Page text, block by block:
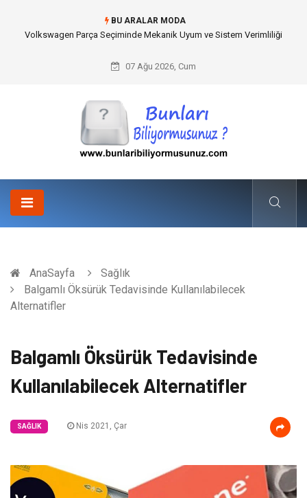
BU ARALAR MODA
Best Wedding Photographer in Turkey Seçimi Nasıl Yapılmalı?
07 Ağu 2026, Cum
AnaSayfa
Sağlık
Balgamlı Öksürük Tedavisinde Kullanılabilecek
Alternatifler
Balgamlı Öksürük Tedavisinde
Kullanılabilecek Alternatifler
SAĞLIK Nis 2021, Çar